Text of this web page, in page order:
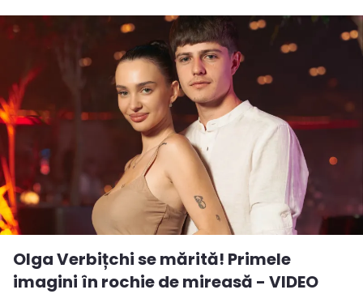
Olga Verbițchi se mărită! Primele
imagini în rochie de mireasă - VIDEO